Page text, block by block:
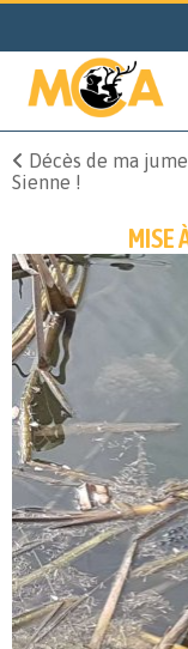
Décès de ma
Sienne !
MISE